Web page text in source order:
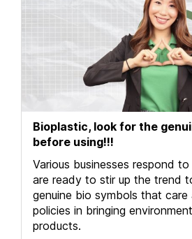
Bioplastic, look for the
before using!!!
Various businesses respond
are ready to stir up the trend
genuine bio symbols that care
policies in bringing
products.